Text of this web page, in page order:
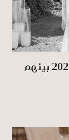
نجوم كرة قدم إحتفلوا بالحب في 2026 بينهم